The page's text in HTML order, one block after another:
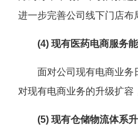
进一步完善公司线下门店
(4) 现有医药电商服务能
面对公司现有电商业务日
对现有电商业务的升级扩
(5) 现有仓储物流体系升